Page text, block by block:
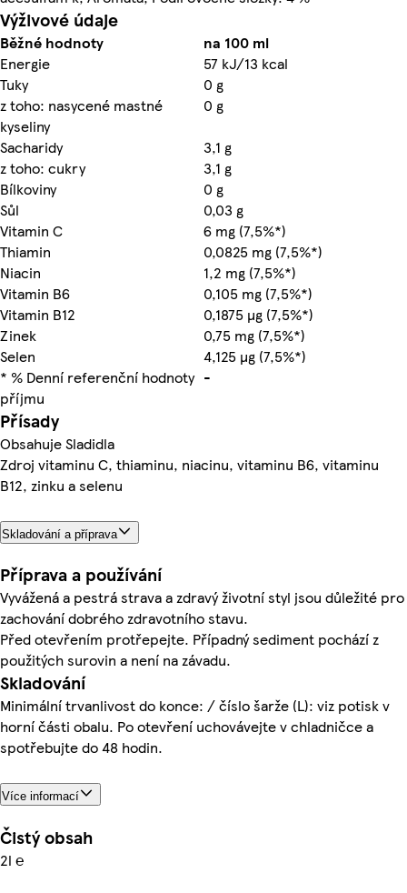
Výživové údaje
Běžné hodnoty
na 100 ml
Energie
57 kJ/13 kcal
Tuky
0 g
z toho: nasycené mastné
kyseliny
0 g
Sacharidy
3,1 g
z toho: cukry
3,1 g
Bílkoviny
0 g
Sůl
0,03 g
Vitamin C
6 mg (7,5%*)
Thiamin
0,0825 mg (7,5%*)
Niacin
1,2 mg (7,5%*)
Vitamin B6
0,105 mg (7,5%*)
Vitamin B12
0,1875 µg (7,5%*)
Zinek
0,75 mg (7,5%*)
Selen
4,125 µg (7,5%*)
* % Denní referenční hodnoty
příjmu
-
Přísady
Obsahuje Sladidla
Zdroj vitaminu C, thiaminu, niacinu, vitaminu B6, vitaminu
B12, zinku a selenu
Skladování a příprava
Příprava a používání
Vyvážená a pestrá strava a zdravý životní styl jsou důležité pro
zachování dobrého zdravotního stavu.
Před otevřením protřepejte. Případný sediment pochází z
použitých surovin a není na závadu.
Skladování
Minimální trvanlivost do konce: / číslo šarže (L): viz potisk v
horní části obalu. Po otevření uchovávejte v chladničce a
spotřebujte do 48 hodin.
Více informací
Čistý obsah
2l ℮